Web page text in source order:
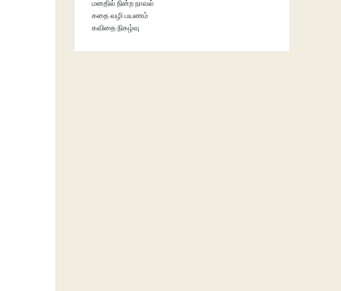
மனதில் நின்ற நாவல்
கதை வழி பயணம்
கவிதை நிகழ்வு